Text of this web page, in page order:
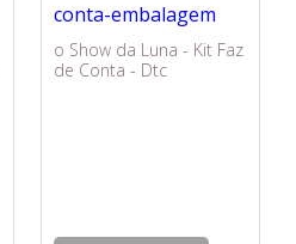
o Show da Luna - Kit Faz
de Conta - Dtc